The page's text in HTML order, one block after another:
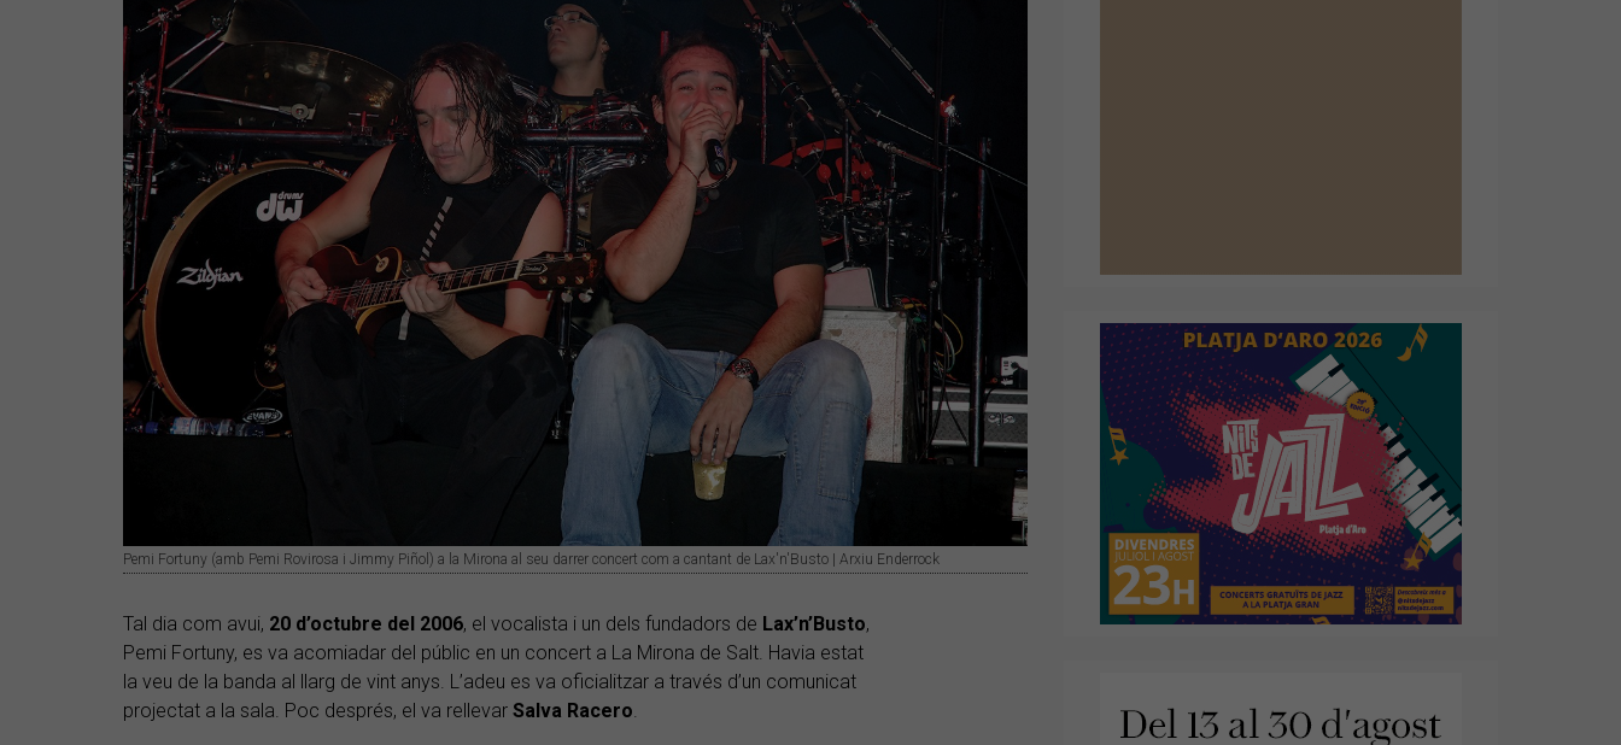
Pemi Fortuny (amb Pemi Rovirosa i Jimmy Piñol) a la Mirona al seu darrer concert com a cantant de Lax'n'Busto | Arxiu Enderrock
Tal dia com avui, 20 d’octubre del 2006, el vocalista i un dels fundadors de Lax’n’Busto,
Pemi Fortuny, es va acomiadar del públic en un concert a La Mirona de Salt. Havia estat
la veu de la banda al llarg de vint anys. L’adeu es va oficialitzar a través d’un comunicat
projectat a la sala. Poc després, el va rellevar Salva Racero.